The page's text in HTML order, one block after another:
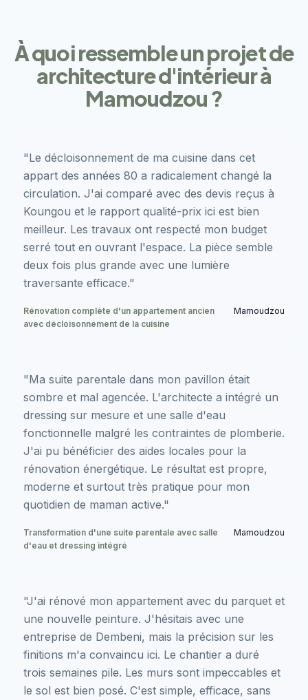
À quoi ressemble un projet de
architecture d'intérieur à
Mamoudzou ?
"Le décloisonnement de ma cuisine dans cet
appart des années 80 a radicalement changé la
circulation. J'ai comparé avec des devis reçus à
Koungou et le rapport qualité-prix ici est bien
meilleur. Les travaux ont respecté mon budget
serré tout en ouvrant l'espace. La pièce semble
deux fois plus grande avec une lumière
traversante efficace."
Rénovation complète d'un appartement ancien
avec décloisonnement de la cuisine
Mamoudzou
"Ma suite parentale dans mon pavillon était
sombre et mal agencée. L'architecte a intégré un
dressing sur mesure et une salle d'eau
fonctionnelle malgré les contraintes de plomberie.
J'ai pu bénéficier des aides locales pour la
rénovation énergétique. Le résultat est propre,
moderne et surtout très pratique pour mon
quotidien de maman active."
Transformation d'une suite parentale avec salle
d'eau et dressing intégré
Mamoudzou
"J'ai rénové mon appartement avec du parquet et
une nouvelle peinture. J'hésitais avec une
entreprise de Dembeni, mais la précision sur les
finitions m'a convaincu ici. Le chantier a duré
trois semaines pile. Les murs sont impeccables et
le sol est bien posé. C'est simple, efficace, sans